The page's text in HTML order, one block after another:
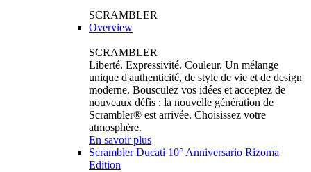
SCRAMBLER
Overview
SCRAMBLER
Liberté. Expressivité. Couleur. Un mélange
unique d'authenticité, de style de vie et de design
moderne. Bousculez vos idées et acceptez de
nouveaux défis : la nouvelle génération de
Scrambler® est arrivée. Choisissez votre
atmosphère.
En savoir plus
Scrambler Ducati 10° Anniversario Rizoma
Edition